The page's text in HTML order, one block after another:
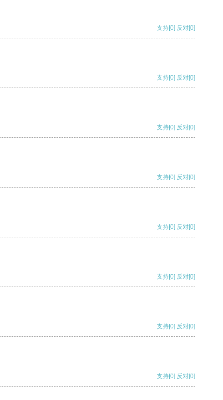
支持[0] 反对[0]
支持[0] 反对[0]
支持[0] 反对[0]
支持[0] 反对[0]
支持[0] 反对[0]
支持[0] 反对[0]
支持[0] 反对[0]
支持[0] 反对[0]